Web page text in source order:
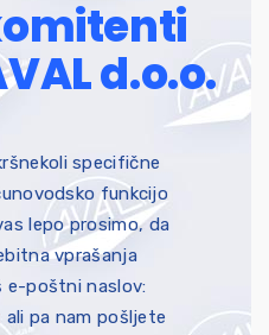
d.o.o.
specifične
funkcijo
lepo prosimo, da
vprašanja
e-poštni naslov:
ali pa nam pošljete